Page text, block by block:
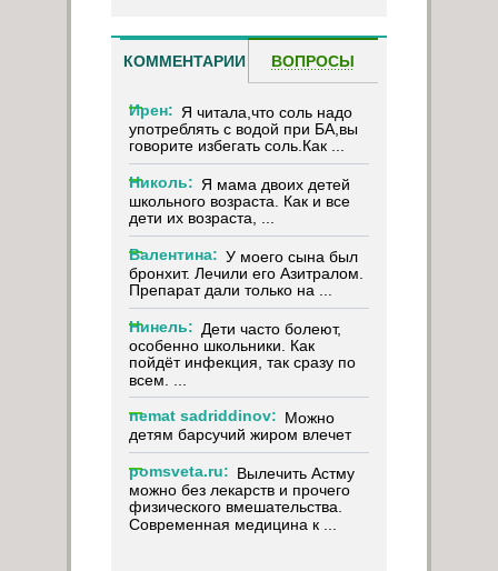
КОММЕНТАРИИ ВОПРОСЫ
Ирен: Я читала,что соль надо
употреблять с водой при БА,вы
говорите избегать соль.Как ...
Николь: Я мама двоих детей
школьного возраста. Как и все
дети их возраста, ...
Валентина: У моего сына был
бронхит. Лечили его Азитралом.
Препарат дали только на ...
Нинель: Дети часто болеют,
особенно школьники. Как
пойдёт инфекция, так сразу по
всем. ...
nemat sadriddinov: Можно
детям барсучий жиром влечет
pomsveta.ru: Вылечить Астму
можно без лекарств и прочего
физического вмешательства.
Современная медицина к ...